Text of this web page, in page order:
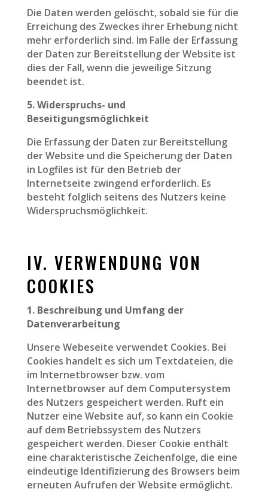
Die Daten werden gelöscht, sobald sie für die
Erreichung des Zweckes ihrer Erhebung nicht
mehr erforderlich sind. Im Falle der Erfassung
der Daten zur Bereitstellung der Website ist
dies der Fall, wenn die jeweilige Sitzung
beendet ist.
5. Widerspruchs- und
Beseitigungsmöglichkeit
Die Erfassung der Daten zur Bereitstellung
der Website und die Speicherung der Daten
in Logfiles ist für den Betrieb der
Internetseite zwingend erforderlich. Es
besteht folglich seitens des Nutzers keine
Widerspruchsmöglichkeit.
IV. VERWENDUNG VON
COOKIES
1. Beschreibung und Umfang der
Datenverarbeitung
Unsere Webeseite verwendet Cookies. Bei
Cookies handelt es sich um Textdateien, die
im Internetbrowser bzw. vom
Internetbrowser auf dem Computersystem
des Nutzers gespeichert werden. Ruft ein
Nutzer eine Website auf, so kann ein Cookie
auf dem Betriebssystem des Nutzers
gespeichert werden. Dieser Cookie enthält
eine charakteristische Zeichenfolge, die eine
eindeutige Identifizierung des Browsers beim
erneuten Aufrufen der Website ermöglicht.